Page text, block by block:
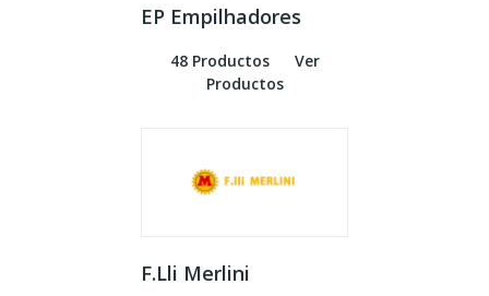
EP Empilhadores
48 Productos
Ver
Productos
F.Lli Merlini